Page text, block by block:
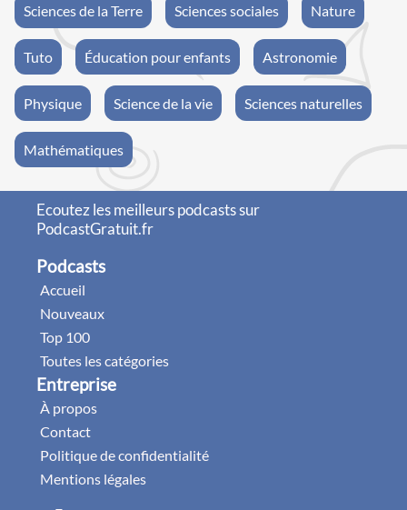
Sciences de la Terre Sciences sociales Nature
Tuto Éducation pour enfants Astronomie
Physique Science de la vie Sciences naturelles
Mathématiques
Ecoutez les meilleurs podcasts sur
PodcastGratuit.fr
Podcasts
Accueil
Nouveaux
Top 100
Toutes les catégories
Entreprise
À propos
Contact
Politique de confidentialité
Mentions légales